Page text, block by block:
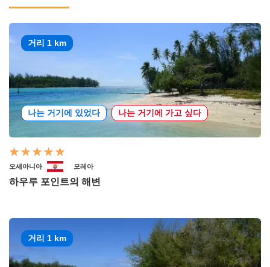
거리 1 km
나는 거기에 있었다 나는 거기에 가고 싶다
오세아니아 모레아
하우루 포인트의 해변
거리 1 km